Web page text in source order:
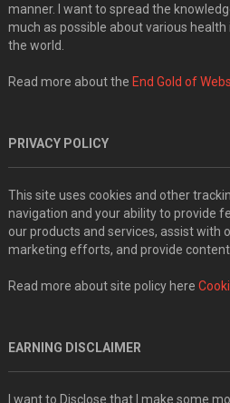
manner. I want to spread the
much as possible about various
the world.
Read more about the End Gold of
PRIVACY POLICY
This site uses cookies and other
navigation and your ability to provide
our products and services, assist with
marketing efforts, and provide
Read more about site policy here
EARNING DISCLAIMER
I want to Disclose that I make some